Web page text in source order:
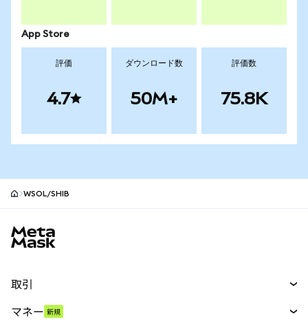
App Store
評価
4.7
ダウンロード数
50M+
評価数
75.8K
WSOL/SHIB
取引
マネー 新規